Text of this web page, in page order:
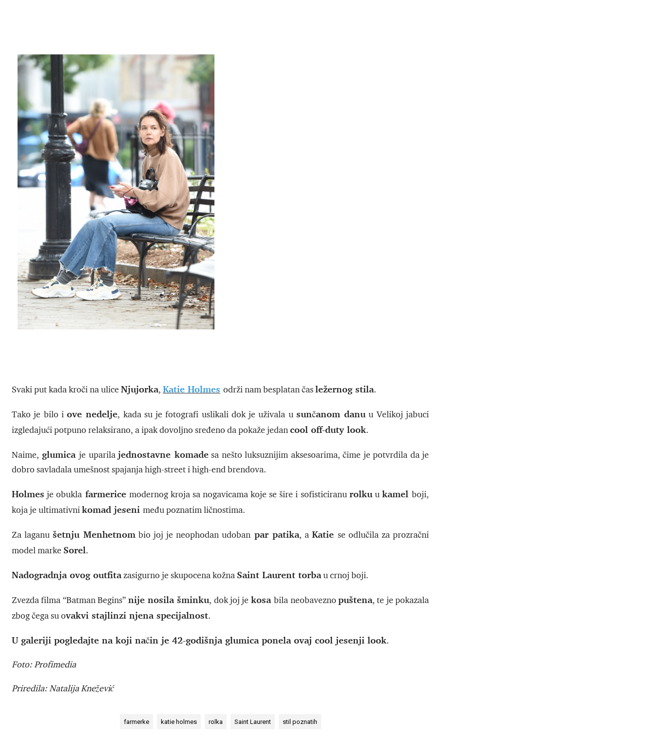
Svaki put kada kroči na ulice Njujorka, Katie Holmes održi nam besplatan časležernog stila.
Tako je bilo iove nedelje, kada su je fotografi uslikali dok je uživala u sunčanom danu u Velikoj jabuci
izgledajući potpuno relaksirano, a ipak dovoljno sređeno da pokaže jedancool off-duty look.
Naime, glumica je uparila jednostavne komadesa nešto luksuznijim aksesoarima, čime je potvrdila da je
dobro savladala umešnost spajanja high-street i high-end brendova.
Holmes je obukla farmerice modernog kroja sa nogavicama koje se šire i sofisticiranu rolkuu kamel boji,
koja je ultimativnikomad jeseni među poznatim ličnostima.
Za laganu šetnju Menhetnom bio joj je neophodan udoban par patika, a Katie se odlučila za prozračni
model marke Sorel.
Nadogradnja ovog outfitazasigurno je skupocena kožna Saint Laurent torbau crnoj boji.
Zvezda filma “Batman Begins” nije nosila šminku, dok joj je kosabila neobavezno puštena, te je pokazala
zbog čega su ovakvi stajlinzi njena specijalnost.
U galeriji pogledajte na koji način je 42-godišnja glumica ponela ovaj cool jesenji look.
Foto: Profimedia
Priredila: Natalija Knežević
farmerke katie holmes rolka Saint Laurent stil poznatih